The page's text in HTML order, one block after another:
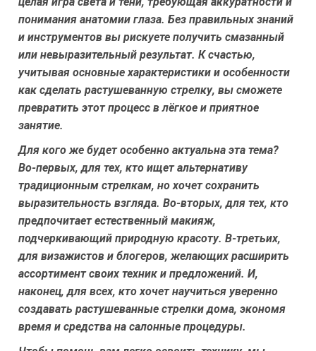
понимания анатомии глаза. Без правильных знаний
и инструментов вы рискуете получить смазанный
или невыразительный результат. К счастью,
учитывая основные характеристики и особенности
как сделать растушеванную стрелку, вы сможете
превратить этот процесс в лёгкое и приятное
занятие.
Для кого же будет особенно актуальна эта тема?
Во-первых, для тех, кто ищет альтернативу
традиционным стрелкам, но хочет сохранить
выразительность взгляда. Во-вторых, для тех, кто
предпочитает естественный макияж,
подчеркивающий природную красоту. В-третьих,
для визажистов и блогеров, желающих расширить
ассортимент своих техник и предложений. И,
наконец, для всех, кто хочет научиться уверенно
создавать растушеванные стрелки дома, экономя
время и средства на салонные процедуры.